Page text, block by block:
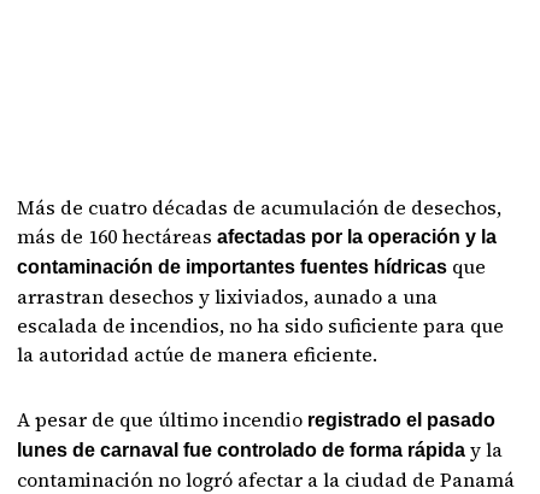
Más de cuatro décadas de acumulación de desechos,
más de 160 hectáreas afectadas por la operación y la
contaminación de importantes fuentes hídricas que
arrastran desechos y lixiviados, aunado a una
escalada de incendios, no ha sido suficiente para que
la autoridad actúe de manera eficiente.
A pesar de que último incendio registrado el pasado
lunes de carnaval fue controlado de forma rápida y la
contaminación no logró afectar a la ciudad de Panamá